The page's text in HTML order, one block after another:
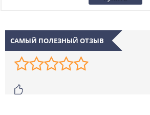
САМЫЙ ПОЛЕЗНЫЙ ОТЗЫВ